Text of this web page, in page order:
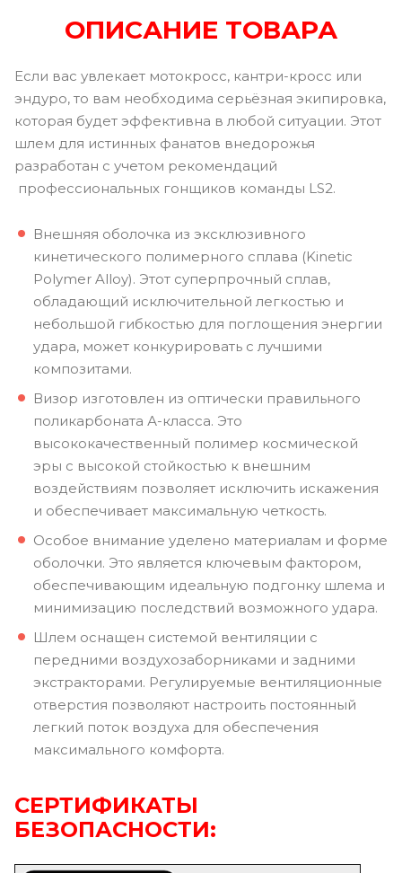
ОПИСАНИЕ ТОВАРА
Если вас увлекает мотокросс, кантри-кросс или
эндуро, то вам необходима серьёзная экипировка,
которая будет эффективна в любой ситуации. Этот
шлем для истинных фанатов внедорожья
разработан с учетом рекомендаций
профессиональных гонщиков команды LS2.
Внешняя оболочка из эксклюзивного
кинетического полимерного сплава (Kinetic
Polymer Alloy). Этот суперпрочный сплав,
обладающий исключительной легкостью и
небольшой гибкостью для поглощения энергии
удара, может конкурировать с лучшими
композитами.
Визор изготовлен из оптически правильного
поликарбоната А-класса. Это
высококачественный полимер космической
эры с высокой стойкостью к внешним
воздействиям позволяет исключить искажения
и обеспечивает максимальную четкость.
Особое внимание уделено материалам и форме
оболочки. Это является ключевым фактором,
обеспечивающим идеальную подгонку шлема и
минимизацию последствий возможного удара.
Шлем оснащен системой вентиляции с
передними воздухозаборниками и задними
экстракторами. Регулируемые вентиляционные
отверстия позволяют настроить постоянный
легкий поток воздуха для обеспечения
максимального комфорта.
СЕРТИФИКАТЫ
БЕЗОПАСНОСТИ: